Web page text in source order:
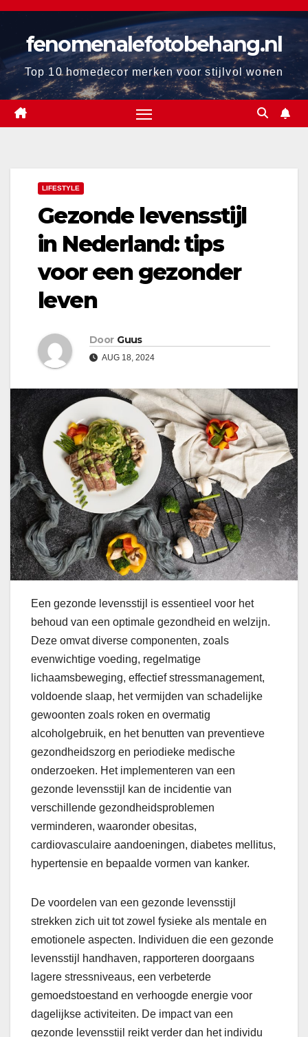
Ga
inhoud
fenomenalefotobehang.nl
Top 10 homedecor merken voor stijlvol wonen
LIFESTYLE
Gezonde levensstijl
in Nederland: tips
voor een gezonder
leven
Door Guus
AUG 18, 2024
Een gezonde levensstijl is essentieel voor het
behoud van een optimale gezondheid en welzijn.
Deze omvat diverse componenten, zoals
evenwichtige voeding, regelmatige
lichaamsbeweging, effectief stressmanagement,
voldoende slaap, het vermijden van schadelijke
gewoonten zoals roken en overmatig
alcoholgebruik, en het benutten van preventieve
gezondheidszorg en periodieke medische
onderzoeken. Het implementeren van een
gezonde levensstijl kan de incidentie van
verschillende gezondheidsproblemen
verminderen, waaronder obesitas,
cardiovasculaire aandoeningen, diabetes mellitus,
hypertensie en bepaalde vormen van kanker.
De voordelen van een gezonde levensstijl
strekken zich uit tot zowel fysieke als mentale en
emotionele aspecten. Individuen die een gezonde
levensstijl handhaven, rapporteren doorgaans
lagere stressniveaus, een verbeterde
gemoedstoestand en verhoogde energie voor
dagelijkse activiteiten. De impact van een
gezonde levensstijl reikt verder dan het individu